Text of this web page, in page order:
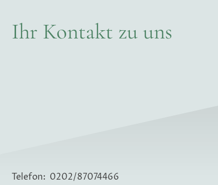
Ihr Kontakt zu uns
Telefon: 0202/87074466